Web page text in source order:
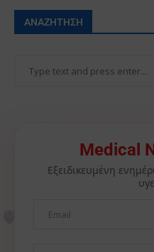
ΑΝΑΖΉΤΗΣΗ
Medical
Εξειδικευμένη